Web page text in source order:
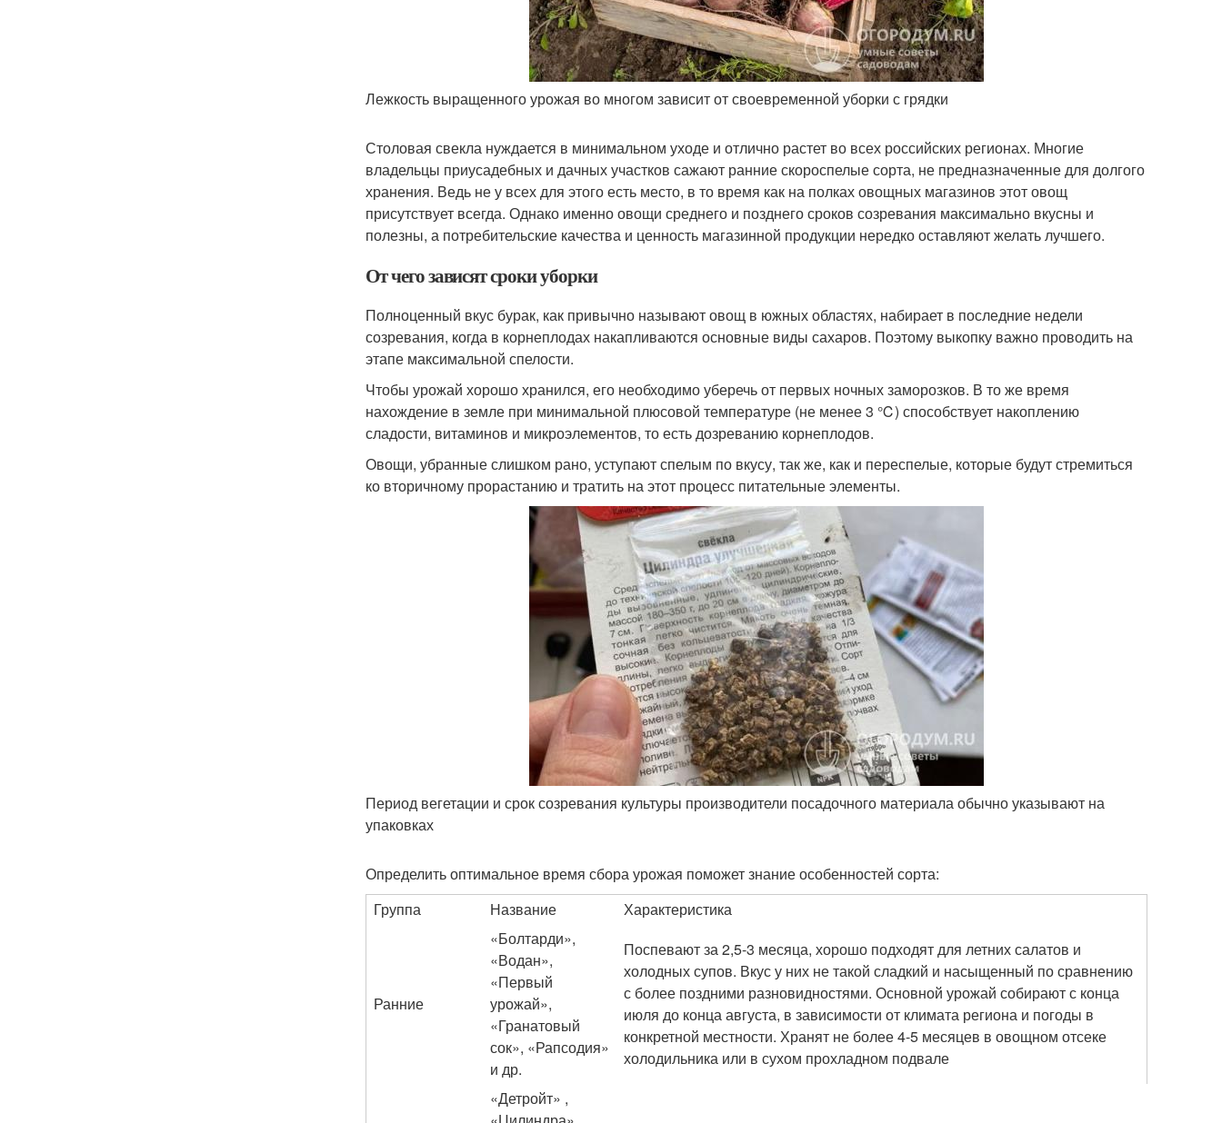
Лежкость выращенного урожая во многом зависит от своевременной уборки с грядки
Столовая свекла нуждается в минимальном уходе и отлично растет во всех российских регионах. Многие
владельцы приусадебных и дачных участков сажают ранние скороспелые сорта, не предназначенные для долгого
хранения. Ведь не у всех для этого есть место, в то время как на полках овощных магазинов этот овощ
присутствует всегда. Однако именно овощи среднего и позднего сроков созревания максимально вкусны и
полезны, а потребительские качества и ценность магазинной продукции нередко оставляют желать лучшего.
От чего зависят сроки уборки
Полноценный вкус бурак, как привычно называют овощ в южных областях, набирает в последние недели
созревания, когда в корнеплодах накапливаются основные виды сахаров. Поэтому выкопку важно проводить на
этапе максимальной спелости.
Чтобы урожай хорошо хранился, его необходимо уберечь от первых ночных заморозков. В то же время
нахождение в земле при минимальной плюсовой температуре (не менее 3 ℃) способствует накоплению
сладости, витаминов и микроэлементов, то есть дозреванию корнеплодов.
Овощи, убранные слишком рано, уступают спелым по вкусу, так же, как и переспелые, которые будут стремиться
ко вторичному прорастанию и тратить на этот процесс питательные элементы.
Период вегетации и срок созревания культуры производители посадочного материала обычно указывают на
упаковках
Определить оптимальное время сбора урожая поможет знание особенностей сорта:
Группа
Название Характеристика
Ранние
«Болтарди»,
«Водан»,
«Первый
урожай»,
«Гранатовый
сок», «Рапсодия»
и др.
Поспевают за 2,5-3 месяца, хорошо подходят для летних салатов и
холодных супов. Вкус у них не такой сладкий и насыщенный по сравнению
с более поздними разновидностями. Основной урожай собирают с конца
июля до конца августа, в зависимости от климата региона и погоды в
конкретной местности. Хранят не более 4-5 месяцев в овощном отсеке
холодильника или в сухом прохладном подвале
«Детройт» ,